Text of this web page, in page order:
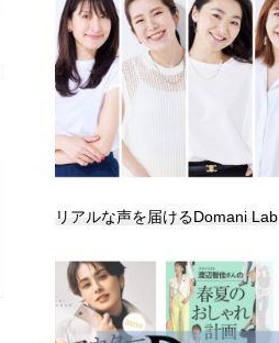
リアルな声を届けるDomani Lab